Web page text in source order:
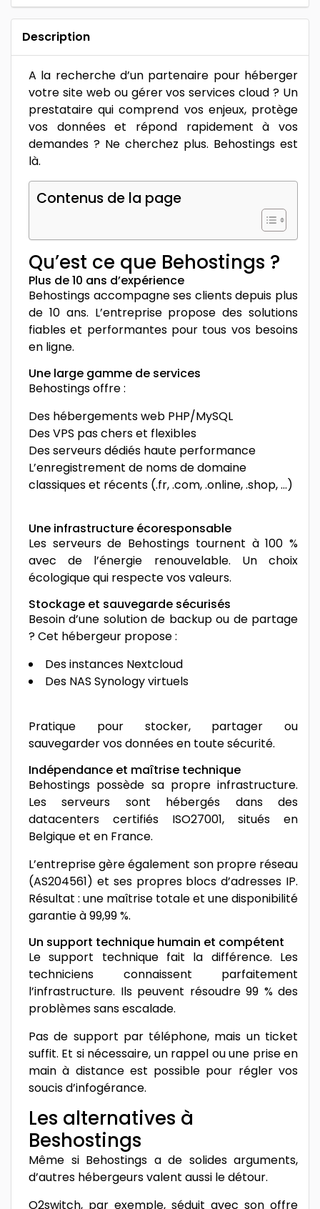
Description
A la recherche d’un partenaire pour héberger
votre site web ou gérer vos services cloud ? Un
prestataire qui comprend vos enjeux, protège
vos données et répond rapidement à vos
demandes ? Ne cherchez plus. Behostings est
là.
Contenus de la page
Qu’est ce que Behostings ?
Plus de 10 ans d’expérience
Behostings accompagne ses clients depuis plus
de 10 ans. L’entreprise propose des solutions
fiables et performantes pour tous vos besoins
en ligne.
Une large gamme de services
Behostings offre :
Des hébergements web PHP/MySQL
Des VPS pas chers et flexibles
Des serveurs dédiés haute performance
L’enregistrement de noms de domaine
classiques et récents (.fr, .com, .online, .shop, …)
Une infrastructure écoresponsable
Les serveurs de Behostings tournent à 100 %
avec de l’énergie renouvelable. Un choix
écologique qui respecte vos valeurs.
Stockage et sauvegarde sécurisés
Besoin d’une solution de backup ou de partage
? Cet hébergeur propose :
Des instances Nextcloud
Des NAS Synology virtuels
Pratique pour stocker, partager ou
sauvegarder vos données en toute sécurité.
Indépendance et maîtrise technique
Behostings possède sa propre infrastructure.
Les serveurs sont hébergés dans des
datacenters certifiés ISO27001, situés en
Belgique et en France.
L’entreprise gère également son propre réseau
(AS204561) et ses propres blocs d’adresses IP.
Résultat : une maîtrise totale et une disponibilité
garantie à 99,99 %.
Un support technique humain et compétent
Le support technique fait la différence. Les
techniciens connaissent parfaitement
l’infrastructure. Ils peuvent résoudre 99 % des
problèmes sans escalade.
Pas de support par téléphone, mais un ticket
suffit. Et si nécessaire, un rappel ou une prise en
main à distance est possible pour régler vos
soucis d’infogérance.
Les alternatives à
Beshostings
Même si Behostings a de solides arguments,
d’autres hébergeurs valent aussi le détour.
O2switch, par exemple, séduit avec son offre